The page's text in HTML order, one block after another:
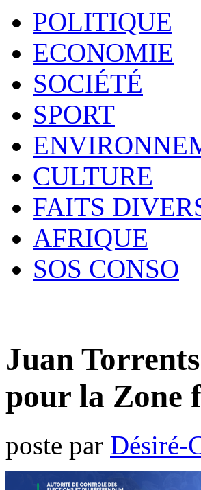
POLITIQUE
ECONOMIE
SOCIÉTÉ
SPORT
CULTURE
FAITS
AFRIQUE
SOS CONSO
Juan
pour la Zone
poste par Désiré-